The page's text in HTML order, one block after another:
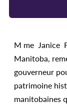
M me Janice
Manitoba,
gouverneur
patrimoine
manitobaines